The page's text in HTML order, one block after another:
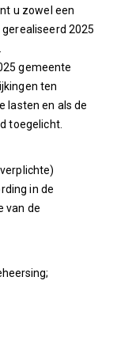
u zowel een
2025
gemeente
ten
lasten en als de
toegelicht.
in de
van de